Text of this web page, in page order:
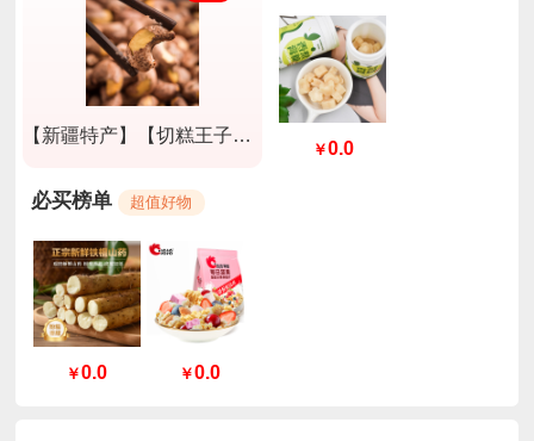
【新疆特产】【切糕王子】A180紫衣腰果淡盐味250g*2盒
￥0.0
必买榜单 超值好物
￥0.0 ￥0.0